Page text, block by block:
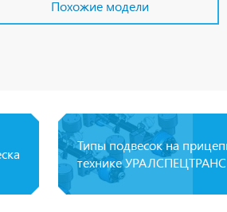
Похожие модели
Типы подвесок на
технике УРАЛСПЕЦТРАНС